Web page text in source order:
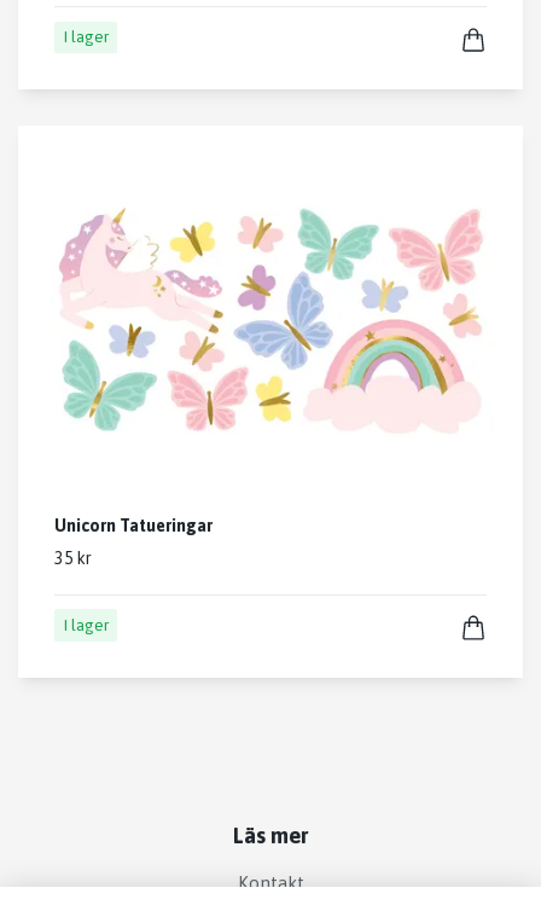
I lager
Unicorn Tatueringar
35 kr
I lager
Läs mer
Kontakt